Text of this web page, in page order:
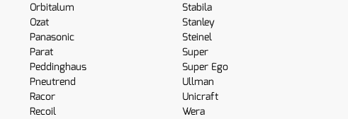
Orbitalum
Ozat
Panasonic
Parat
Peddinghaus
Pneutrend
Racor
Recoil
Stabila
Stanley
Steinel
Super
Super Ego
Ullman
Unicraft
Wera